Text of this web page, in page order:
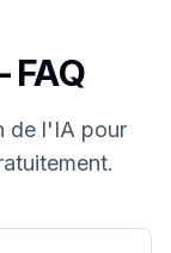
de l'IA pour